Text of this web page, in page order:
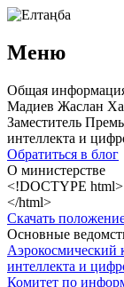
Меню
Общая
Мадиев Жаслан
Заместитель
интеллекта и
Обратиться в блог
О министерстве
<!DOCTYPE html>
</html>
Скачать
Основные
Аэрокосмический
интеллекта и
Комитет по